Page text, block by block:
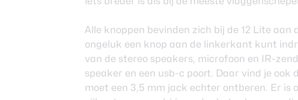
Alle knoppen bevinden zich bij de 12 Lite
ongeluk een knop aan de linkerkant kunt
van de stereo speakers, microfoon en IR-
speaker en een usb-c poort. Daar vind je
moet een 3,5 mm jack echter ontberen. Er is